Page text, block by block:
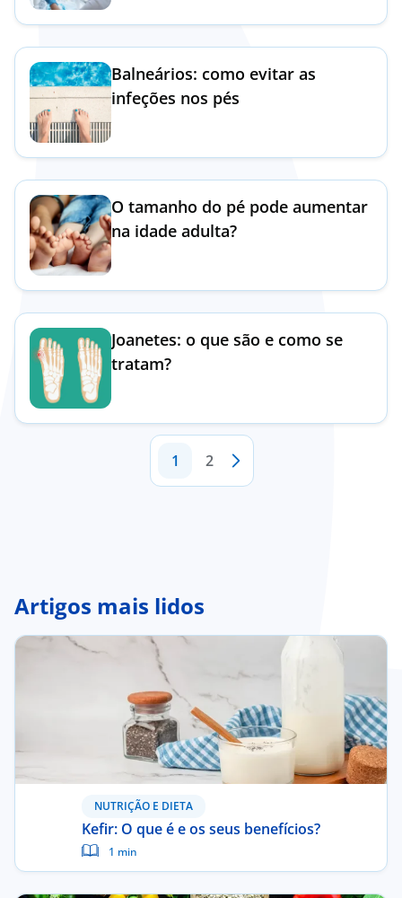
Balneários: como evitar as
infeções nos pés
O tamanho do pé pode aumentar
na idade adulta?
Joanetes: o que são e como se
tratam?
1 2
Artigos mais lidos
NUTRIÇÃO E DIETA
Kefir: O que é e os seus benefícios?
1 min